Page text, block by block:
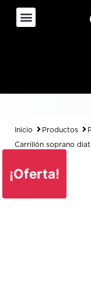
Inicio Productos
Carrillón soprano
¡Oferta!